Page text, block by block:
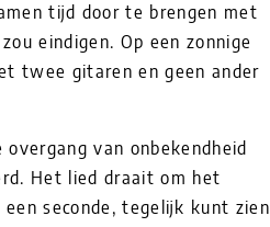
tijd door te brengen met
eindigen. Op een zonnige
twee gitaren en geen ander
van onbekendheid
Het lied draait om het
seconde, tegelijk kunt zien